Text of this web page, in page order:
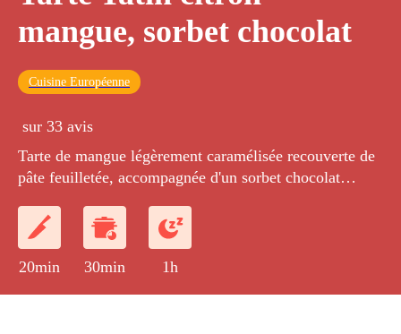
mangue, sorbet chocolat
Cuisine Européenne
sur 33 avis
Tarte de mangue légèrement caramélisée recouverte de
pâte feuilletée, accompagnée d'un sorbet chocolat
20min 30min 1h